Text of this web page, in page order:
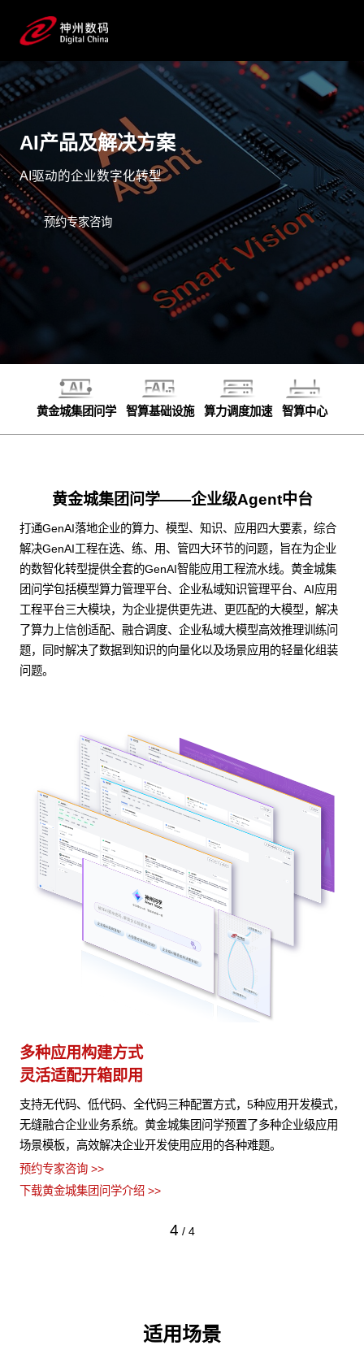
AI产品及解决方案
AI驱动的企业数字化转型
预约专家咨询
黄金城集团问学 智算基础设施 算力调度加速 智算中心
黄金城集团问学——企业级Agent中台
打通GenAI落地企业的算力、模型、知识、应用四大要素，综合
解决GenAI工程在选、练、用、管四大环节的问题，旨在为企业
的数智化转型提供全套的GenAI智能应用工程流水线。黄金城集
团问学包括模型算力管理平台、企业私域知识管理平台、AI应用
工程平台三大模块，为企业提供更先进、更匹配的大模型，解决
了算力上信创适配、融合调度、企业私域大模型高效推理训练问
题，同时解决了数据到知识的向量化以及场景应用的轻量化组装
问题。
多种应用构建方式
灵活适配开箱即用
支持无代码、低代码、全代码三种配置方式，5种应用开发模式，
无缝融合企业业务系统。黄金城集团问学预置了多种企业级应用
场景模板，高效解决企业开发使用应用的各种难题。
预约专家咨询 >>
下载黄金城集团问学介绍 >>
4 / 4
适用场景